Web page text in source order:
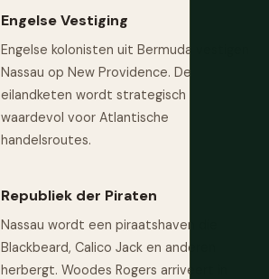
Engelse Vestiging
Engelse kolonisten uit Bermuda vestigen
Nassau op New Providence. De
eilandketen wordt strategisch
waardevol voor Atlantische
handelsroutes.
Republiek der Piraten
Nassau wordt een piraatshaven die
Blackbeard, Calico Jack en anderen
herbergt. Woodes Rogers arriveert in